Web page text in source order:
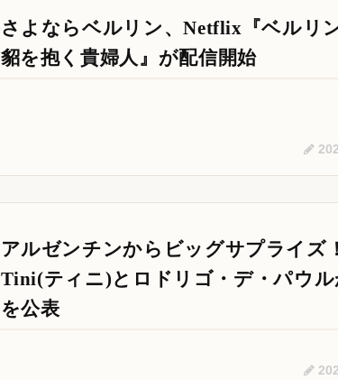
さよならベルリン、Netflix『ベルリ
貂を抱く貴婦人』が配信開始
アルゼンチンからビッグサプライズ！
Tini(ティニ)とロドリゴ・デ・パウル
を公表